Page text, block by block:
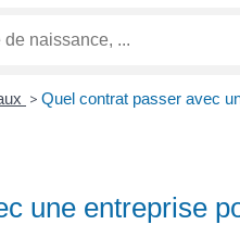
> Quel contrat passer avec
une entreprise